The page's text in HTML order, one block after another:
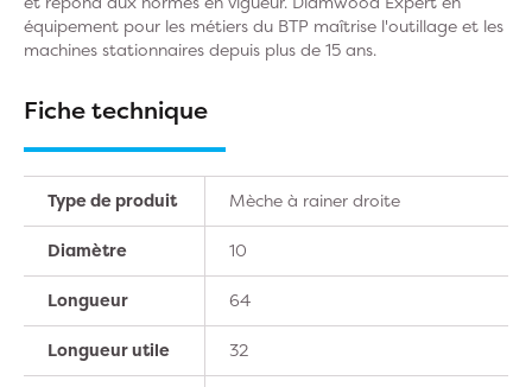
équipement pour les métiers du BTP maîtrise l'outillage et les
machines stationnaires depuis plus de 15 ans.
Fiche technique
Type de produit Mèche à rainer droite
Diamètre 10
Longueur 64
Longueur utile 32